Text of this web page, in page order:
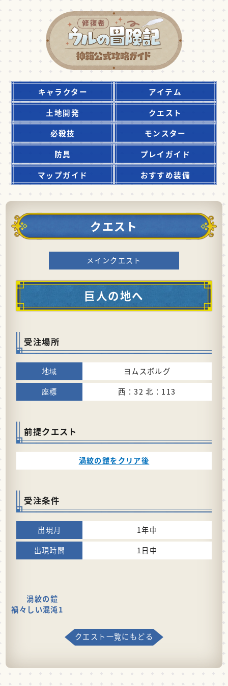
キャラクター
アイテム
土地開発
クエスト
必殺技
モンスター
防具
プレイガイド
マップガイド
おすすめ装備
クエスト
メインクエスト
巨人の地へ
受注場所
ヨムスボルグ
西：32 北：113
前提クエスト
渦紋の鎧をクリア後
受注条件
1年中
1日中
渦紋の鎧
禍々しい混沌1
クエスト一覧にもどる